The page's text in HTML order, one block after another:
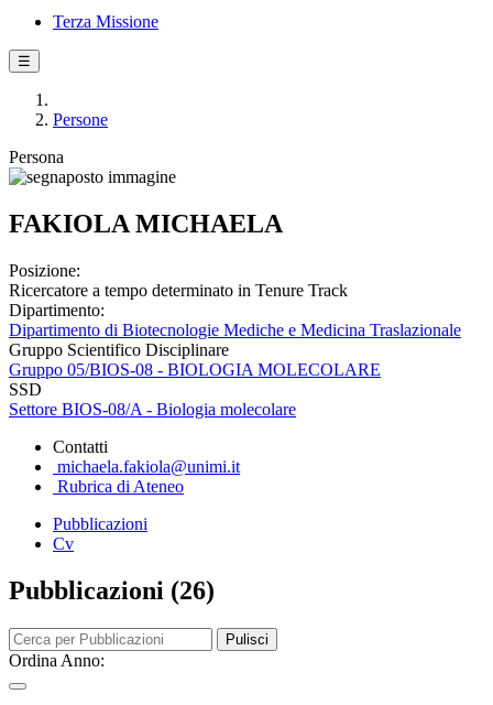
Terza Missione
☰
Persone
Persona
FAKIOLA MICHAELA
Posizione:
Ricercatore a tempo determinato in Tenure Track
Dipartimento:
Dipartimento di Biotecnologie Mediche e Medicina Traslazionale
Gruppo Scientifico Disciplinare
Gruppo 05/BIOS-08 - BIOLOGIA MOLECOLARE
SSD
Settore BIOS-08/A - Biologia molecolare
Contatti
michaela.fakiola@unimi.it
Rubrica di Ateneo
Pubblicazioni
Cv
Pubblicazioni (26)
Pulisci
Ordina Anno: